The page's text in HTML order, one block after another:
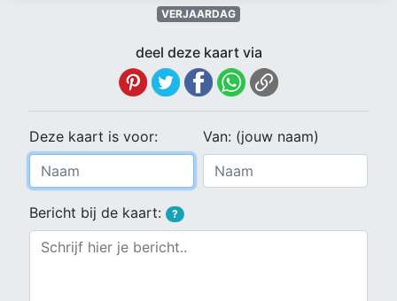
VERJAARDAG
deel deze kaart via
Deze kaart is voor: Van: (jouw naam)
Bericht bij de kaart: ?